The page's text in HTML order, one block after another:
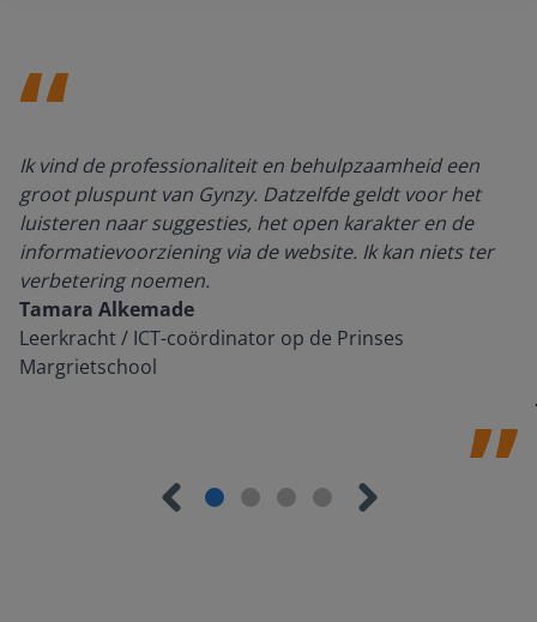
Ik vind de professionaliteit en behulpzaamheid een
groot pluspunt van Gynzy. Datzelfde geldt voor het
luisteren naar suggesties, het open karakter en de
informatievoorziening via de website. Ik kan niets ter
verbetering noemen.
Tamara Alkemade
Leerkracht / ICT-coördinator op de Prinses
Margrietschool